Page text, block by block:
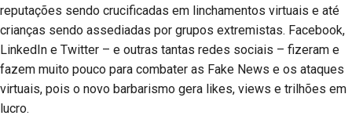
reputações sendo crucificadas em linchamentos virtuais e até
crianças sendo assediadas por grupos extremistas. Facebook,
LinkedIn e Twitter – e outras tantas redes sociais – fizeram e
fazem muito pouco para combater as Fake News e os ataques
virtuais, pois o novo barbarismo gera likes, views e trilhões em
lucro.